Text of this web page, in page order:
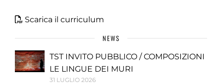
Scarica il curriculum
NEWS
TST INVITO PUBBLICO / COMPOSIZIONI
LE LINGUE DEI MURI
31 LUGLIO 2026